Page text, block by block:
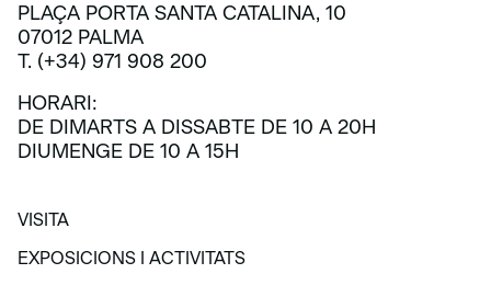
PLAÇA PORTA SANTA CATALINA, 10
07012 PALMA
T. (+34) 971 908 200
HORARI:
DE DIMARTS A DISSABTE DE 10 A 20H
DIUMENGE DE 10 A 15H
VISITA
VISITA
EXPOSICIONS I ACTIVITATS